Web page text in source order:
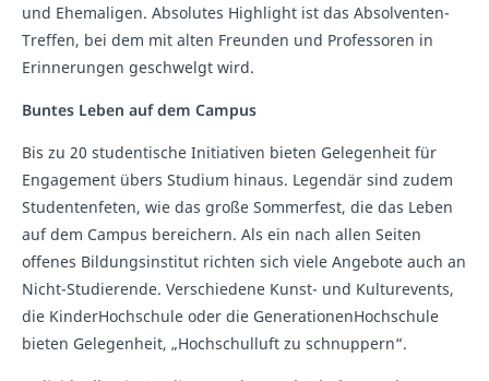
und Ehemaligen. Absolutes Highlight ist das Absolventen-
Treffen, bei dem mit alten Freunden und Professoren in
Erinnerungen geschwelgt wird.
Buntes Leben auf dem Campus
Bis zu 20 studentische Initiativen bieten Gelegenheit für
Engagement übers Studium hinaus. Legendär sind zudem
Studentenfeten, wie das große Sommerfest, die das Leben
auf dem Campus bereichern. Als ein nach allen Seiten
offenes Bildungsinstitut richten sich viele Angebote auch an
Nicht-Studierende. Verschiedene Kunst- und Kulturevents,
die KinderHochschule oder die GenerationenHochschule
bieten Gelegenheit, „Hochschulluft zu schnuppern“.